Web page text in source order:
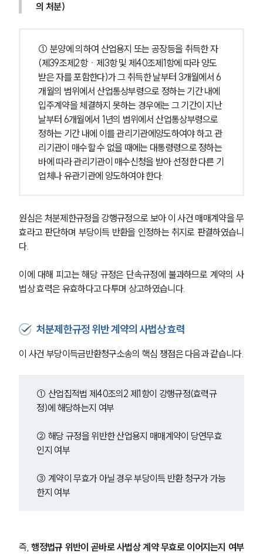
의 처분)
① 분양에 의하여 산업용지 또는 공장등을 취득한 자
(제39조제2항ㆍ제3항 및 제40조제1항에 따라 양도
받은 자를 포함한다)가 그 취득한 날부터 3개월에서 6
개월의 범위에서 산업통상부령으로 정하는 기간 내에
입주계약을 체결하지 못하는 경우에는 그 기간이 지난
날부터 6개월에서 1년의 범위에서 산업통상부령으로
정하는 기간 내에 이를 관리기관에양도하여야 하고 관
리기관이 매수할 수 없을 때에는 대통령령으로 정하는
바에 따라 관리기관이 매수신청을 받아 선정한 다른 기
업체나 유관기관에 양도하여야 한다.
원심은 처분제한규정을 강행규정으로 보아 이 사건 매매계약을 무
효라고 판단하며 부당이득 반환을 인정하는 취지로 판결하였습니
다.
이에 대해 피고는 해당 규정은 단속규정에 불과하므로 계약의 사
법상 효력은 유효하다고 다투며 상고하였습니다.
처분제한규정 위반 계약의 사법상 효력
이 사건 부당이득금반환청구소송의 핵심 쟁점은 다음과 같습니다.
① 산업집적법 제40조의2 제1항이 강행규정(효력규
정)에 해당하는지 여부
② 해당 규정을 위반한 산업용지 매매계약이 당연무효
인지 여부
③ 계약이 무효가 아닐 경우 부당이득 반환 청구가 가능
한지 여부
즉, 행정법규 위반이 곧바로 사법상 계약 무효로 이어지는지 여부